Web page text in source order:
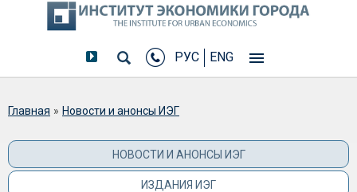
РУС ENG
Вы здесь
Главная » Новости и анонсы ИЭГ
НОВОСТИ И АНОНСЫ ИЭГ
ИЗДАНИЯ ИЭГ